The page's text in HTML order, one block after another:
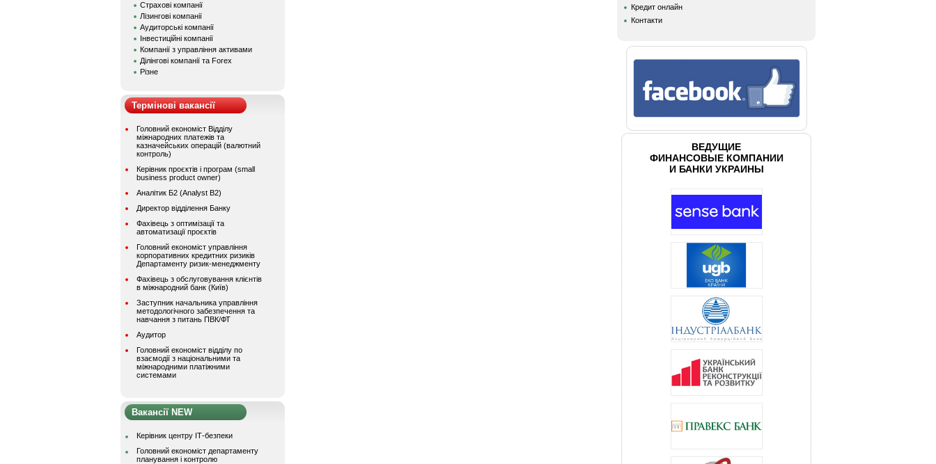
Страхові компанії
Лізингові компанії
Аудиторські компанії
Інвестиційні компанії
Компанії з управління активами
Ділінгові компанії та Forex
Різне
Термінові вакансії
Головний економіст Відділу
міжнародних платежів та
казначейських операцій (валютний
контроль)
Керівник проєктів і програм (small
business product owner)
Аналітик Б2 (Analyst B2)
Директор відділення Банку
Фахівець з оптимізації та
автоматизації проєктів
Головний економіст управління
корпоративних кредитних ризиків
Департаменту ризик-менеджменту
Фахівець з обслуговування клієнтів
в міжнародний банк (Київ)
Заступник начальника управління
методологічного забезпечення та
навчання з питань ПВК/ФТ
Аудитор
Головний економіст відділу по
взаємодії з національними та
міжнародними платіжними
системами
Вакансії NEW
Керівник центру ІТ-безпеки
Головний економіст департаменту
планування і контролю
Кредит онлайн
Контакти
ВЕДУЩИЕ
ФИНАНСОВЫЕ КОМПАНИИ
И БАНКИ УКРАИНЫ